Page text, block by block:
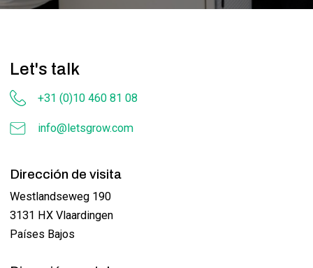
Let's talk
+31 (0)10 460 81 08
info@letsgrow.com
Dirección de visita
Westlandseweg 190
3131 HX Vlaardingen
Países Bajos